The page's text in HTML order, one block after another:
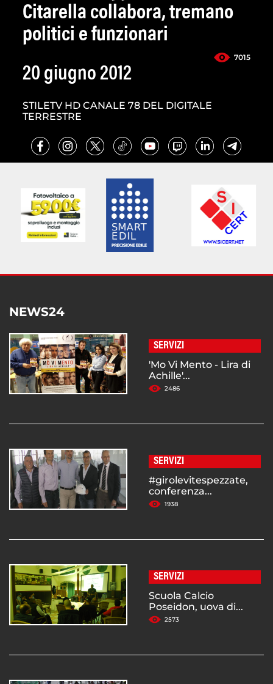
Citarella collabora, tremano
politici e funzionari
7015
20 giugno 2012
STILETV HD CANALE 78 DEL DIGITALE
TERRESTRE
NEWS24
SERVIZI
'Mo Vi Mento - Lira di
Achille'...
2486
SERVIZI
#girolevitespezzate,
conferenza...
1938
SERVIZI
Scuola Calcio
Poseidon, uova di...
2573